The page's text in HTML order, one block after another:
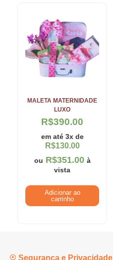
MALETA MATERNIDADE
LUXO
R$390.00
em até 3x de
R$130.00
ou R$351.00 à
vista
Adicionar ao
carrinho
Segurança e Privacidade